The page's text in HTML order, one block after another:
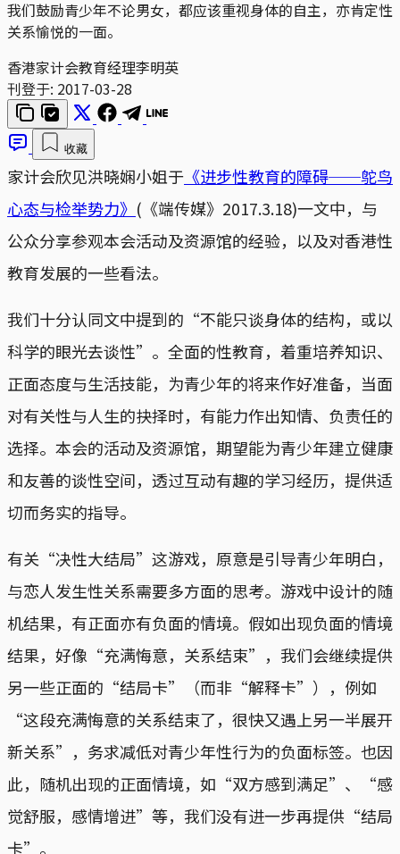
我们鼓励青少年不论男女，都应该重视身体的自主，亦肯定性
关系愉悦的一面。
香港家计会教育经理李明英
刊登于: 2017-03-28
收藏
家计会欣见洪晓娴小姐于 《进步性教育的障碍──鸵鸟
心态与检举势力》 (《端传媒》2017.3.18)一文中，与
公众分享参观本会活动及资源馆的经验，以及对香港性
教育发展的一些看法。
我们十分认同文中提到的“不能只谈身体的结构，或以
科学的眼光去谈性”。全面的性教育，着重培养知识、
正面态度与生活技能，为青少年的将来作好准备，当面
对有关性与人生的抉择时，有能力作出知情、负责任的
选择。本会的活动及资源馆，期望能为青少年建立健康
和友善的谈性空间，透过互动有趣的学习经历，提供适
切而务实的指导。
有关“决性大结局”这游戏，原意是引导青少年明白，
与恋人发生性关系需要多方面的思考。游戏中设计的随
机结果，有正面亦有负面的情境。假如出现负面的情境
结果，好像“充满悔意，关系结束”，我们会继续提供
另一些正面的“结局卡”（而非“解释卡”），例如
“这段充满悔意的关系结束了，很快又遇上另一半展开
新关系”，务求减低对青少年性行为的负面标签。也因
此，随机出现的正面情境，如“双方感到满足”、“感
觉舒服，感情增进”等，我们没有进一步再提供“结局
卡”。